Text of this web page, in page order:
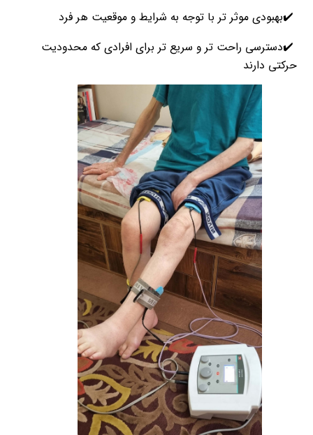
✔️بهبودی موثر تر با توجه به شرایط و موقعیت هر فرد
✔️دسترسی راحت تر و سریع تر برای افرادی که محدودیت
حرکتی دارند